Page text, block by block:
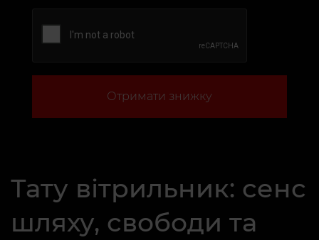
Отримати знижку
Тату вітрильник: сенс
шляху, свободи та